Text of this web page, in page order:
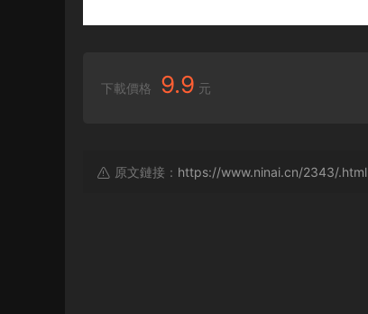
下載價格 9.9 元
原文鏈接： https://www.ninai.cn/2343/.html